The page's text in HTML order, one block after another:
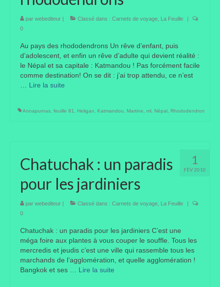
Taille des arbres et arbustes
Autres
Bibliothèque
Evénements
Amis jardiniers du Devon
Portes ouvertes
Visites de jardins
par webediteur | Classé dans : Carnets de voyage La Feuille
|
0
Au pays des rhododendrons Un rêve d’enfant, puis
d’adolescent, et enfin un rêve d’adulte qui devient réalité :
le Népal et sa capitale : Katmandou ! Pas forcément facile
comme destination! On se dit : j’ai trop attendu, ce n’est
Lire la suite­­
Annapurnas feuille 81 Heligan Katmandou Martine ml Népal Rhododendron
1
FÉV 2010
Chatuchak : un paradis
pour les jardiniers
par webediteur | Classé dans : Carnets de voyage La Feuille
|
0
Chatuchak : un paradis pour les jardiniers C’est une
méga foire aux plantes à vous couper le souffle. Tous les
mercredis et jeudis c’est une ville qui rassemble tous les
marchands de l’agglomération, et quelle agglomération !
Bangkok et ses … Lire la suite­­